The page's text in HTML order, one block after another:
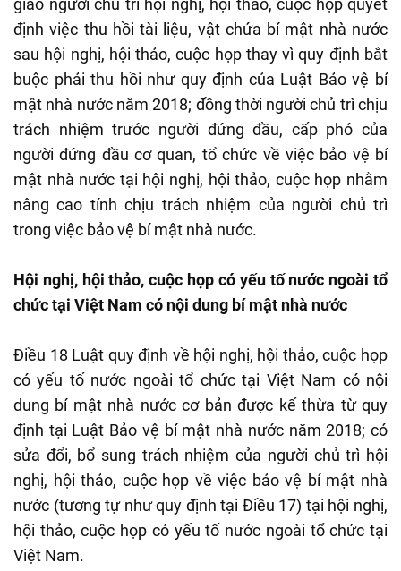
giao người chủ trì hội nghị, hội thảo, cuộc họp quyết
định việc thu hồi tài liệu, vật chứa bí mật nhà nước
sau hội nghị, hội thảo, cuộc họp thay vì quy định bắt
buộc phải thu hồi như quy định của Luật Bảo vệ bí
mật nhà nước năm 2018; đồng thời người chủ trì chịu
trách nhiệm trước người đứng đầu, cấp phó của
người đứng đầu cơ quan, tổ chức về việc bảo vệ bí
mật nhà nước tại hội nghị, hội thảo, cuộc họp nhằm
nâng cao tính chịu trách nhiệm của người chủ trì
trong việc bảo vệ bí mật nhà nước.
Hội nghị, hội thảo, cuộc họp có yếu tố nước ngoài tổ
chức tại Việt Nam có nội dung bí mật nhà nước
Điều 18 Luật quy định về hội nghị, hội thảo, cuộc họp
có yếu tố nước ngoài tổ chức tại Việt Nam có nội
dung bí mật nhà nước cơ bản được kế thừa từ quy
định tại Luật Bảo vệ bí mật nhà nước năm 2018; có
sửa đổi, bổ sung trách nhiệm của người chủ trì hội
nghị, hội thảo, cuộc họp về việc bảo vệ bí mật nhà
nước (tương tự như quy định tại Điều 17) tại hội nghị,
hội thảo, cuộc họp có yếu tố nước ngoài tổ chức tại
Việt Nam.